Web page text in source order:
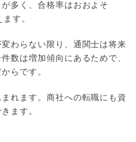
多く、合格率はおおよそ
す。
わらない限り、通関士は将来
数は増加傾向にあるためで、
らです。
れます。商社への転職にも資
ます。